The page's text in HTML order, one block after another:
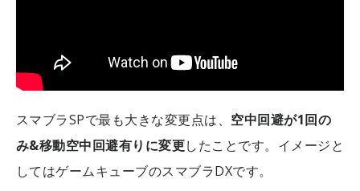
スマブラSPで最も大きな変更点は、 空中回避が1回の
み&移動空中回避有りに変更したことです。イメージと
してはゲームキューブのスマブラDXです。